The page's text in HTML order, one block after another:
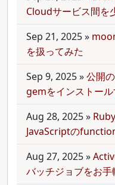
Cloudサービス間を
Sep 21, 2025»
を扱ってみた
Sep 9, 2025»公開
gemをインストール
Aug 28, 2025»
JavaScriptの
Aug 27, 2025»
バッチジョブをお